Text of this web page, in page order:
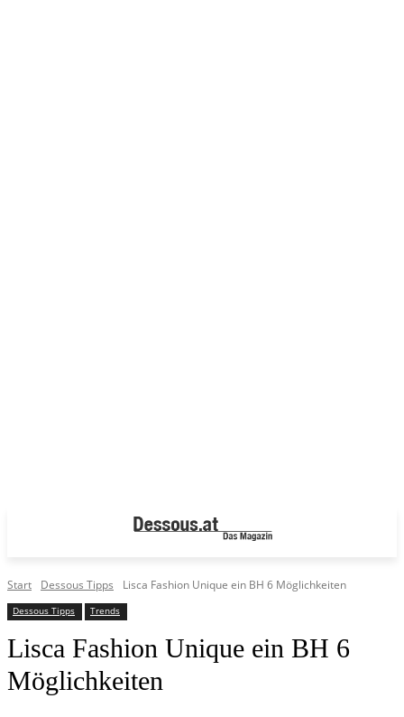
Start Dessous Tipps Lisca Fashion Unique ein BH 6 Möglichkeiten
Dessous Tipps Trends
Lisca Fashion Unique ein BH 6
Möglichkeiten